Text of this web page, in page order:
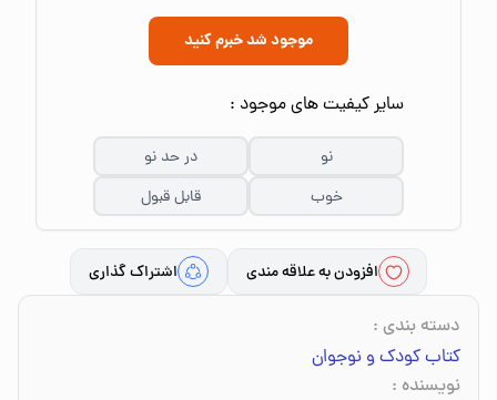
موجود شد خبرم کنید
سایر کیفیت های موجود :
نو
در حد نو
خوب
قابل قبول
افزودن به علاقه مندی اشتراک گذاری
دسته بندی :
کتاب کودک و نوجوان
نویسنده :